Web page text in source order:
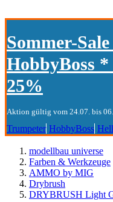
Sommer-
HobbyBoss
25%
Aktion gültig vom 24.07. bis
Trumpeter HobbyBoss
modellbau universe
Farben & Werkzeuge
AMMO by MIG
Drybrush
DRYBRUSH Light